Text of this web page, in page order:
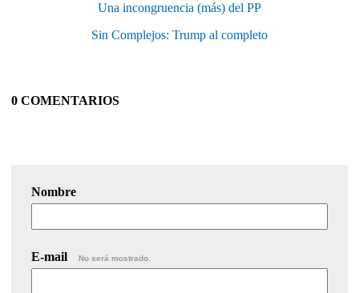
Una incongruencia (más) del PP
Sin Complejos: Trump al completo
0 COMENTARIOS
Nombre
E-mail No será mostrado.